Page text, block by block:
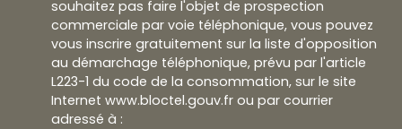
souhaitez pas faire l'objet de prospection
commerciale par voie téléphonique, vous pouvez
vous inscrire gratuitement sur la liste d'opposition
au démarchage téléphonique, prévu par l'article
L223-1 du code de la consommation, sur le site
Internet www.bloctel.gouv.fr ou par courrier
adressé à :